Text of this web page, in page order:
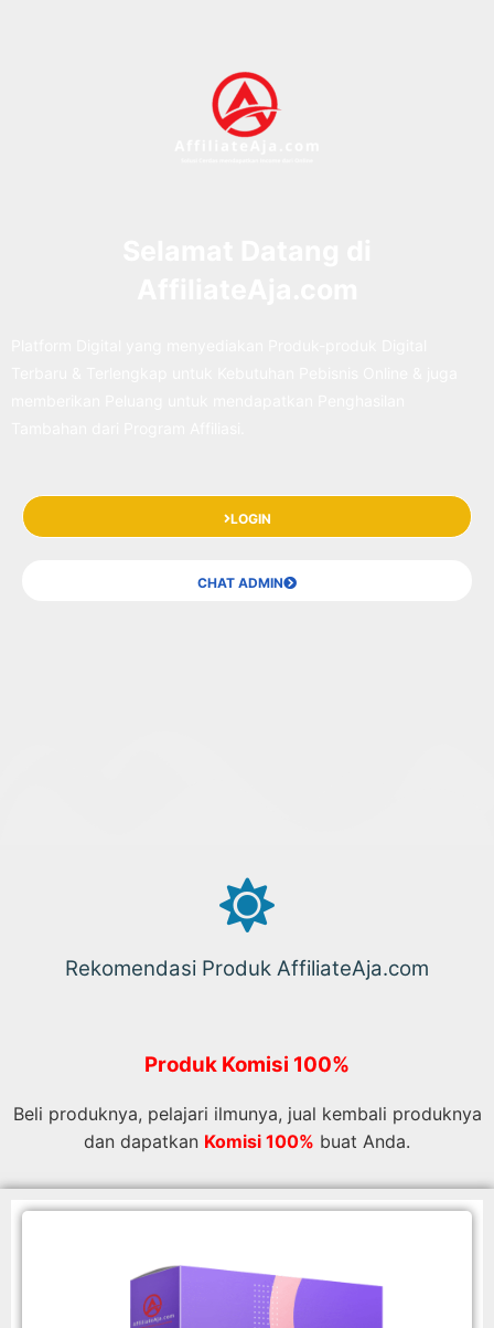
LOGIN
CHAT ADMIN
Rekomendasi Produk AffiliateAja.com
Produk Komisi 100%
Beli produknya, pelajari ilmunya, jual kembali produknya
dan dapatkan Komisi 100% buat Anda.